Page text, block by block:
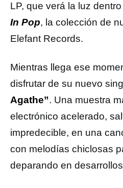
LP, que verá la luz
In Pop, la colección de
Elefant Records.
Mientras llega ese
disfrutar de su nuevo
Agathe”. Una muestra
electrónico acelerado,
impredecible, en una
con melodías chiclosas
deparando en